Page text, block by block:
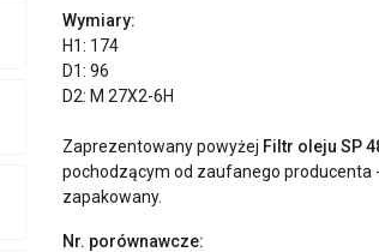
Wymiary:
H1: 174
D1: 96
D2: M 27X2-6H
Zaprezentowany powyżej Filtr oleju SP
pochodzącym od zaufanego producenta -
zapakowany.
Nr. porównawcze: